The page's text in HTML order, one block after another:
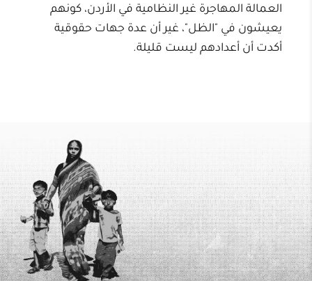
العمالة المهاجرة غير النظامية في الأردن، كونهم
يعيشون في "الظل"، غير أن عدة جهات حقوقية
أكدت أن أعدادهم ليست قليلة.